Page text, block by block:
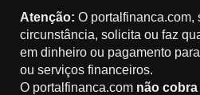
Atenção: O portalfinanca.com,
circunstância, solicita ou faz
em dinheiro ou pagamento
ou serviços financeiros.
O portalfinanca.com não